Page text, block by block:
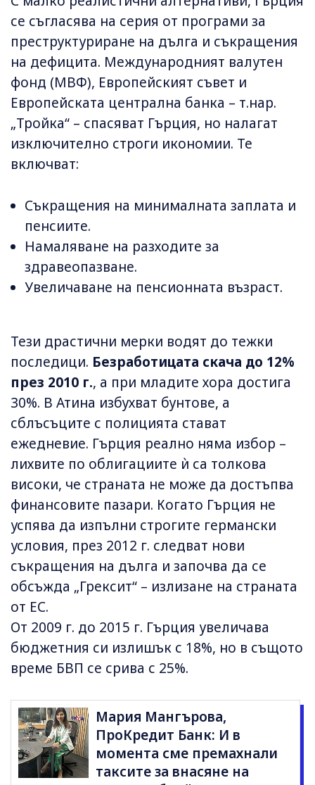
се съгласява на серия от програми за
преструктуриране на дълга и съкращения
на дефицита. Международният валутен
фонд (МВФ), Европейският съвет и
Европейската централна банка – т.нар.
„Тройка“ – спасяват Гърция, но налагат
изключително строги икономии. Те
включват:
Съкращения на минималната заплата и
пенсиите.
Намаляване на разходите за
здравеопазване.
Увеличаване на пенсионната възраст.
Тези драстични мерки водят до тежки
последици. Безработицата скача до 12%
през 2010 г., а при младите хора достига
30%. В Атина избухват бунтове, а
сблъсъците с полицията стават
ежедневие. Гърция реално няма избор –
лихвите по облигациите ѝ са толкова
високи, че страната не може да достъпва
финансовите пазари. Когато Гърция не
успява да изпълни строгите германски
условия, през 2012 г. следват нови
съкращения на дълга и започва да се
обсъжда „Грексит“ – излизане на страната
от ЕС.
От 2009 г. до 2015 г. Гърция увеличава
бюджетния си излишък с 18%, но в същото
време БВП се срива с 25%.
Мария Мангърова,
ПроКредит Банк: И в
момента сме премахнали
таксите за внасяне на